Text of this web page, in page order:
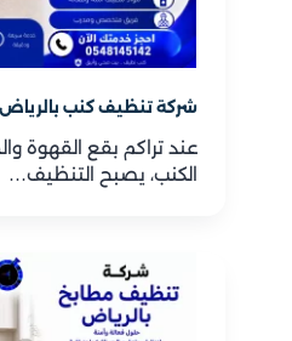
شركة تنظيف كنب بالرياض
عند تراكم بقع القهوة
الكنب، يصبح التنظيف…